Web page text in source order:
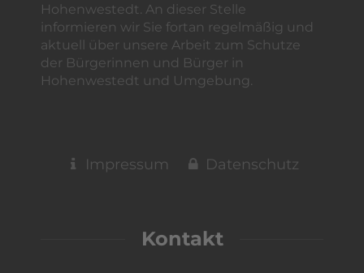
Hohenwestedt. An dieser Stelle
informieren wir Sie fortan regelmäßig und
aktuell über unsere Arbeit zum Schutze
der Bürgerinnen und Bürger in
Hohenwestedt und Umgebung.
Impressum Datenschutz
Kontakt